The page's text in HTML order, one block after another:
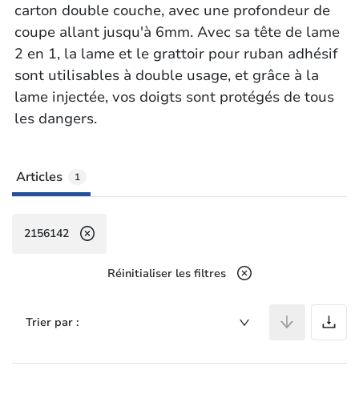
carton double couche, avec une profondeur de
coupe allant jusqu'à 6mm. Avec sa tête de lame
2 en 1, la lame et le grattoir pour ruban adhésif
sont utilisables à double usage, et grâce à la
lame injectée, vos doigts sont protégés de tous
les dangers.
Articles 1
2156142
Réinitialiser les filtres
Trier par :